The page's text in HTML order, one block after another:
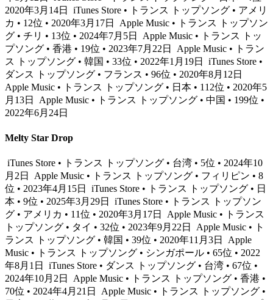
2020年3月14日
iTunes Store • トランス トップソング • アメリ
カ • 12位 • 2020年3月17日
Apple Music • トランス トップソン
グ • チリ • 13位 • 2024年7月5日
Apple Music • トランス トッ
プソング • 香港 • 19位 • 2023年7月22日
Apple Music • トラン
ス トップソング • 韓国 • 33位 • 2022年1月19日
iTunes Store •
ダンス トップソング • フランス • 96位 • 2020年8月12日
Apple Music • トランス トップソング • 日本 • 112位 • 2020年5
月13日
Apple Music • トランス トップソング • 中国 • 199位 •
2022年6月24日
Melty Star Drop
iTunes Store • トランス トップソング • 台湾 • 5位 • 2024年10
月2日
Apple Music • トランス トップソング • フィリピン • 8
位 • 2023年4月15日
iTunes Store • トランス トップソング • 日
本 • 9位 • 2025年3月29日
iTunes Store • トランス トップソン
グ • アメリカ • 11位 • 2020年3月17日
Apple Music • トランス
トップソング • タイ • 32位 • 2023年9月22日
Apple Music • ト
ランス トップソング • 韓国 • 39位 • 2020年11月3日
Apple
Music • トランス トップソング • シンガポール • 65位 • 2022
年8月1日
iTunes Store • ダンス トップソング • 台湾 • 67位 •
2024年10月2日
Apple Music • トランス トップソング • 香港 •
70位 • 2024年4月21日
Apple Music • トランス トップソング •